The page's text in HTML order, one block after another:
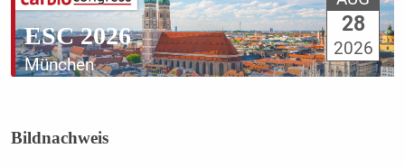
ESC 2026
München
28
2026
Bildnachweis